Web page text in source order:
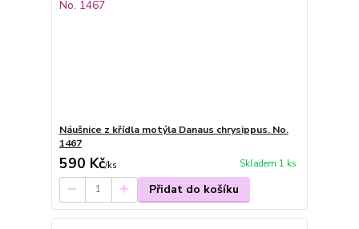
Náušnice z křídla motýla Danaus chrysippus. No.
1467
590 Kč/ks Skladem 1 ks
Přidat do košíku